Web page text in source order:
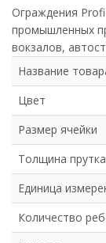
Ограждения
промышленных
вокзалов,
Название
Цвет
Размер ячейки
Толщина прутка
Единица
Количество